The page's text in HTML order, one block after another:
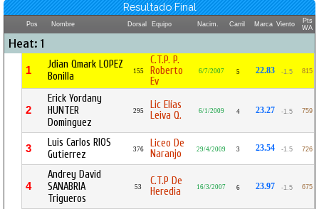
Resultado Final
Pos Nombre Dorsal Equipo Nacim. Carril Marca Viento
Pts
WA
Heat: 1
1
Jdian Qmark LOPEZ
Bonilla
155
C.T.P. P.
Roberto
Ev
6/7/2007 5 22.83 -1.5 815
2
Erick Yordany
HUNTER
Dominguez
295
Lic Elías
Leiva Q.
6/1/2009 4 23.27 -1.5 759
3
Luis Carlos RIOS
Gutierrez
376
Liceo De
Naranjo
29/4/2009 3 23.54 -1.5 726
4
Andrey David
SANABRIA
Trigueros
53
C.T.P De
Heredia
16/3/2007 6 23.97 -1.5 675